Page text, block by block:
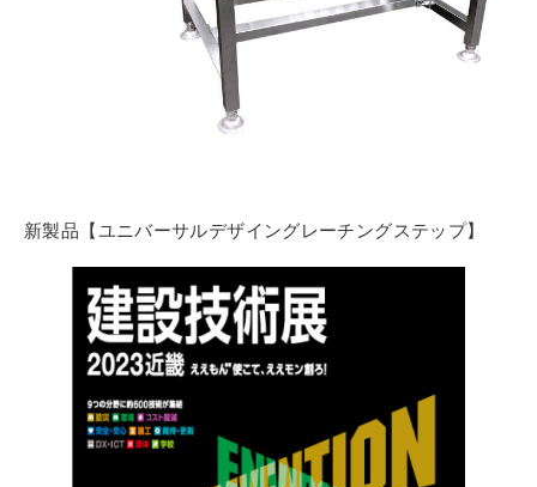
新製品【ユニバーサルデザイングレーチングステップ】